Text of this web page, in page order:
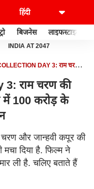
बिजनेस लाइफस्टाइल
INDIA AT 2047
DAY 3: राम चरण
राम चरण की
में 100 करोड़ के
और जान्हवी कपूर की
दिया है. फिल्म ने
ली है. चलिए बताते हैं